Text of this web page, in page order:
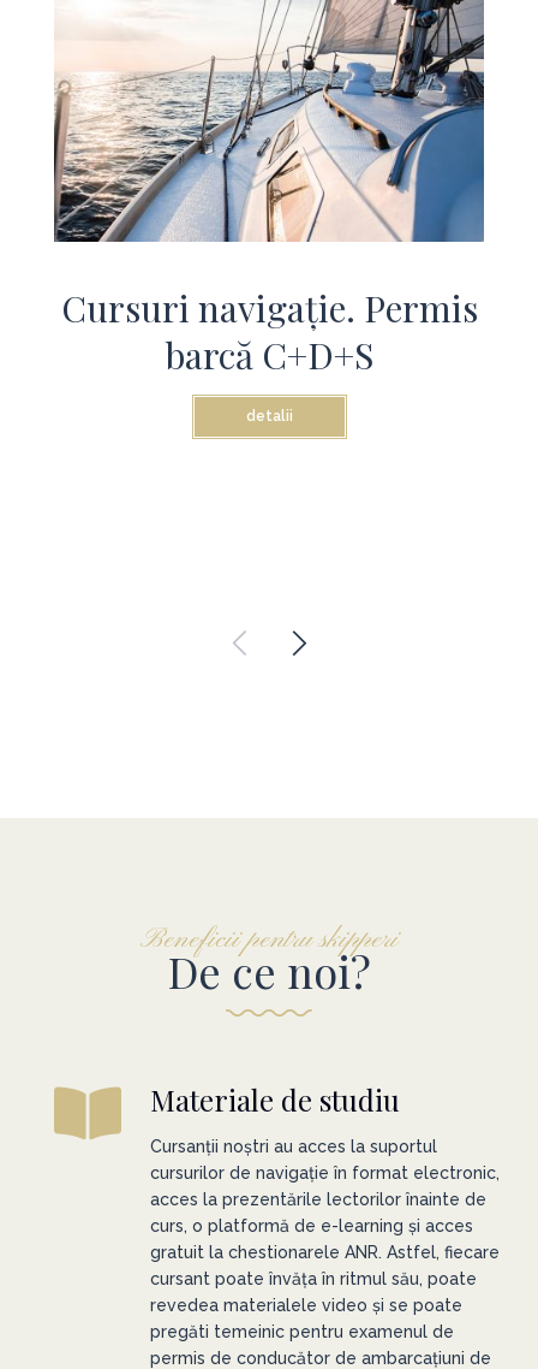
Cursuri navigație. Permis
barcă C+D+S
detalii
Beneficii pentru skipperi
De ce noi?
Materiale de studiu
Cursanții noștri au acces la suportul
cursurilor de navigație în format electronic,
acces la prezentările lectorilor înainte de
curs, o platformă de e-learning și acces
gratuit la chestionarele ANR. Astfel, fiecare
cursant poate învăța în ritmul său, poate
revedea materialele video și se poate
pregăti temeinic pentru examenul de
permis de conducător de ambarcațiuni de